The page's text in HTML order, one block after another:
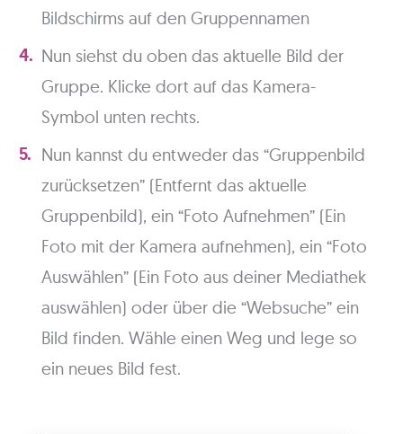
Bildschirms auf den Gruppennamen
Nun siehst du oben das aktuelle Bild der
Gruppe. Klicke dort auf das Kamera-
Symbol unten rechts.
Nun kannst du entweder das “Gruppenbild
zurücksetzen” (Entfernt das aktuelle
Gruppenbild), ein “Foto Aufnehmen” (Ein
Foto mit der Kamera aufnehmen), ein “Foto
Auswählen” (Ein Foto aus deiner Mediathek
auswählen) oder über die “Websuche” ein
Bild finden. Wähle einen Weg und lege so
ein neues Bild fest.